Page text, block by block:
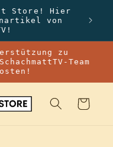
Store! Hier
von
zu
Team
Warenkorb